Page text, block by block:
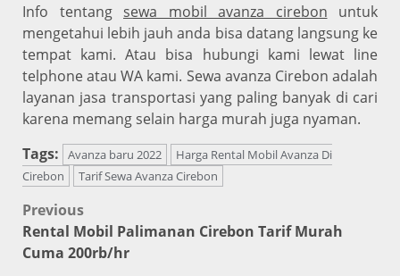
Info tentang sewa mobil avanza cirebon untuk
mengetahui lebih jauh anda bisa datang langsung ke
tempat kami. Atau bisa hubungi kami lewat line
telphone atau WA kami. Sewa avanza Cirebon adalah
layanan jasa transportasi yang paling banyak di cari
karena memang selain harga murah juga nyaman.
Tags:
Avanza baru 2022
Harga Rental Mobil Avanza Di
Cirebon
Tarif Sewa Avanza Cirebon
Post
navigation
Previous
Rental Mobil Palimanan Cirebon Tarif Murah
Cuma 200rb/hr